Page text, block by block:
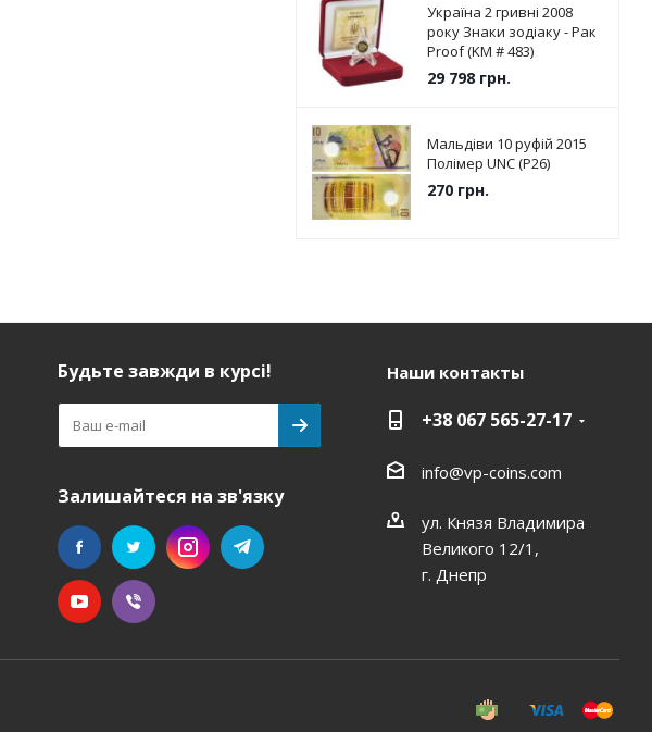
Україна 2 гривні 2008
року Знаки зодіаку - Рак
Proof (KM # 483)
29 798грн.
Мальдіви 10 руфій 2015
Полімер UNC (P26)
270грн.
Будьте завжди в курсі!
Залишайтеся на зв'язку
Наши контакты
+38 067 565-27-17
info@vp-coins.com
ул. Князя Владимира
Великого 12/1,
г. Днепр